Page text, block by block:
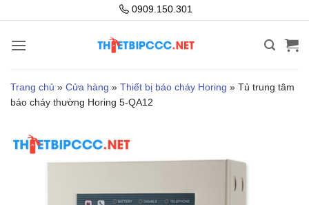
nội
0909.150.301
Trang chủ » Cửa hàng » Thiết bị báo cháy Horing » Tủ trung tâm
báo cháy thường Horing 5-QA12